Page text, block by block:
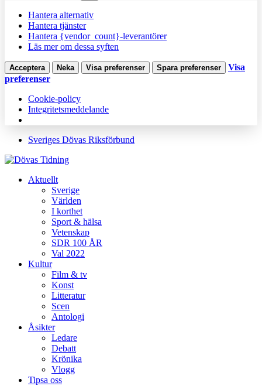
Hantera alternativ
Hantera tjänster
Hantera {vendor_count}-leverantörer
Läs mer om dessa syften
Acceptera Neka Visa preferenser Spara preferenser
Visa
preferenser
Cookie-policy
Integritetsmeddelande
Sveriges Dövas Riksförbund
Aktuellt
Sverige
Världen
I korthet
Sport & hälsa
Vetenskap
SDR 100 ÅR
Val 2022
Kultur
Film & tv
Konst
Litteratur
Scen
Antologi
Åsikter
Ledare
Debatt
Krönika
Vlogg
Tipsa oss